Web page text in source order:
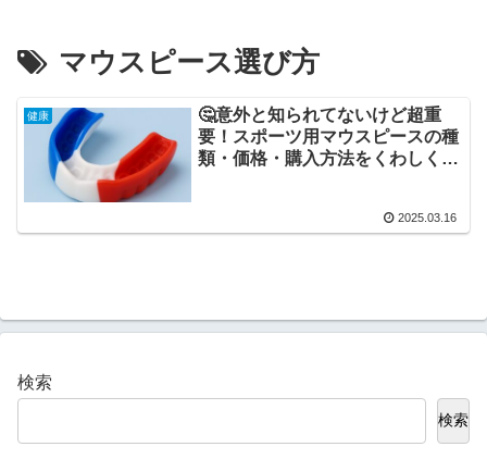
マウスピース選び方
健康
🤔意外と知られてないけど超重
要！スポーツ用マウスピースの種
類・価格・購入方法をくわしく解
2025.03.16
検索
検索